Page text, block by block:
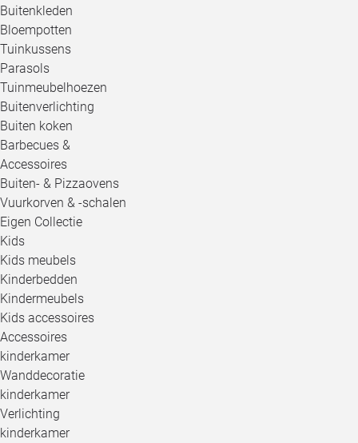
Buitenkleden
Bloempotten
Tuinkussens
Parasols
Tuinmeubelhoezen
Buitenverlichting
Buiten koken
Barbecues &
Accessoires
Buiten- & Pizzaovens
Vuurkorven & -schalen
Eigen Collectie
Kids
Kids meubels
Kinderbedden
Kindermeubels
Kids accessoires
Accessoires
kinderkamer
Wanddecoratie
kinderkamer
Verlichting
kinderkamer